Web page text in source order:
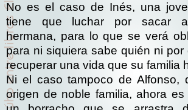
No es el caso de Inés, una
tiene que luchar por sacar
hermana, para lo que se verá
para ni siquiera sabe quién ni
recuperar una vida que su familia
Ni el caso tampoco de Alfonso,
origen de noble familia, ahora